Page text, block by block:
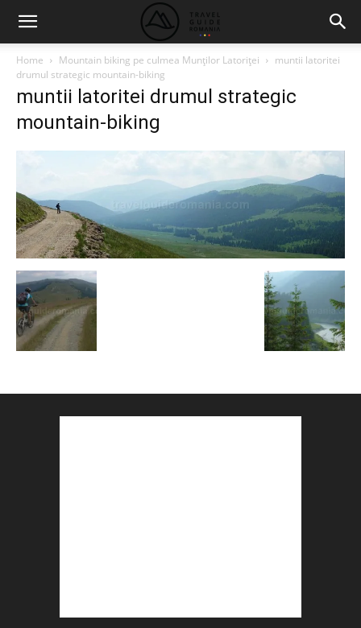
Home Mountain biking pe culmea Munţilor Latoriţei
muntii latoritei
drumul strategic mountain-biking
muntii latoritei drumul strategic
mountain-biking